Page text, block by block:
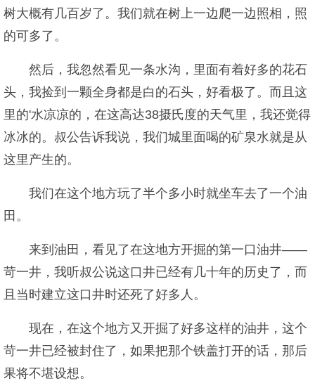
树大概有几百岁了。我们就在树上一边爬一边照相，照
的可多了。
然后，我忽然看见一条水沟，里面有着好多的花石
头，我捡到一颗全身都是白的石头，好看极了。而且这
里的'水凉凉的，在这高达38摄氏度的天气里，我还觉得
冰冰的。叔公告诉我说，我们城里面喝的矿泉水就是从
这里产生的。
我们在这个地方玩了半个多小时就坐车去了一个油
田。
来到油田，看见了在这地方开掘的第一口油井——
苛一井，我听叔公说这口井已经有几十年的历史了，而
且当时建立这口井时还死了好多人。
现在，在这个地方又开掘了好多这样的油井，这个
苛一井已经被封住了，如果把那个铁盖打开的话，那后
果将不堪设想。